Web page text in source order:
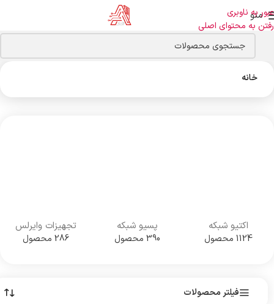
عبور به ناوبری
رفتن به محتوای اصلی
منو
خانه
اکتیو شبکه
1124 محصول
پسیو شبکه
390 محصول
تجهیزات وایرلس
286 محصول
فیلتر محصولات